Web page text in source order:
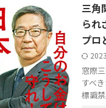
三角
られ
プロ
窓際
すべ
標識